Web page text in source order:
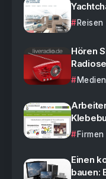
Hören
Einen
bauen: